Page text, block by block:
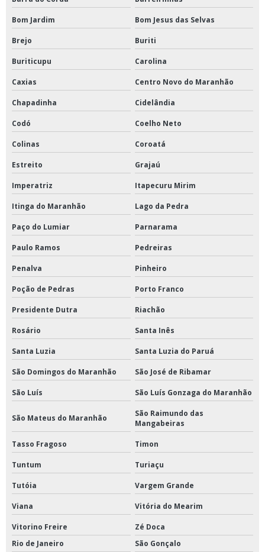
Bom Jardim Bom Jesus das Selvas
Brejo Buriti
Buriticupu Carolina
Caxias Centro Novo do Maranhão
Chapadinha Cidelândia
Codó Coelho Neto
Colinas Coroatá
Estreito Grajaú
Imperatriz Itapecuru Mirim
Itinga do Maranhão Lago da Pedra
Paço do Lumiar Parnarama
Paulo Ramos Pedreiras
Penalva Pinheiro
Poção de Pedras Porto Franco
Presidente Dutra Riachão
Rosário Santa Inês
Santa Luzia Santa Luzia do Paruá
São Domingos do Maranhão São José de Ribamar
São Luís São Luís Gonzaga do Maranhão
São Mateus do Maranhão
São Raimundo das
Mangabeiras
Tasso Fragoso Timon
Tuntum Turiaçu
Tutóia Vargem Grande
Viana Vitória do Mearim
Vitorino Freire
Zé Doca
Rio de Janeiro
São Gonçalo